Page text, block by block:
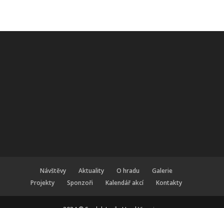
Návštěvy Aktuality O hradu
Galerie
Projekty
Sponzoři Kalendář akcí Kontakty